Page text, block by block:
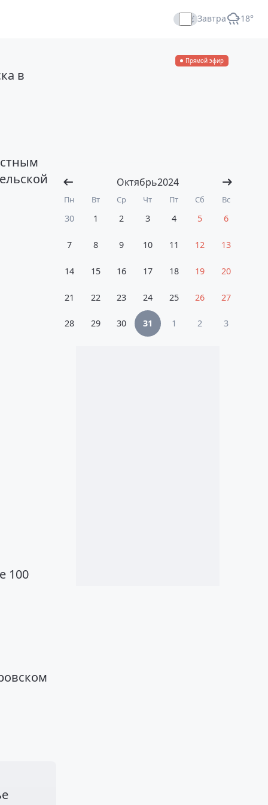
Завтра +18°
в
100
Прямой эфир
Октябрь2024
Пн Вт Ср Чт Пт Сб Вс
30 1 2 3 4 5 6
7 8 9 10 11 12 13
14 15 16 17 18 19 20
21 22 23 24 25 26 27
28 29 30 31 1 2 3